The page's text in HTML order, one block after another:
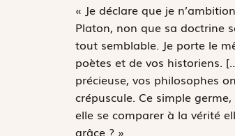
« Je déclare que je
Platon, non que sa doctrine
tout semblable. Je porte le
poètes et de vos historiens.
précieuse, vos philosophes
crépuscule. Ce simple
elle se comparer à la vérité
grâce ? »